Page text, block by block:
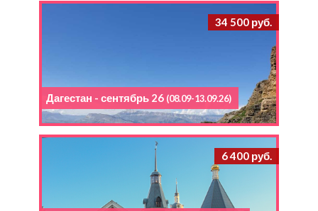
34 500 руб.
Дагестан - сентябрь 26 (08.09-13.09.26)
6 400 руб.